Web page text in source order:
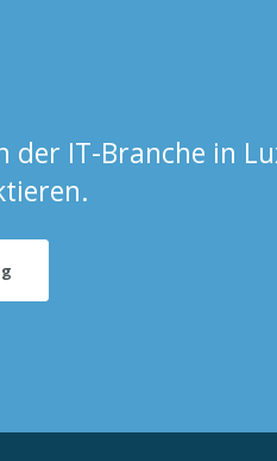
IT-Branche in